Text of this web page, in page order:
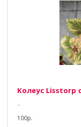
Колеус Lisstorp
..
100р.